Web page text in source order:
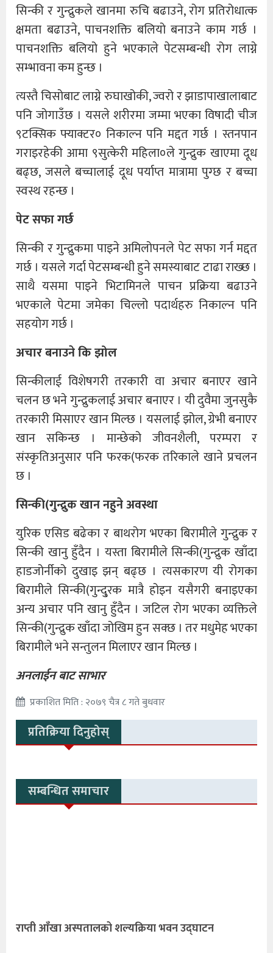
सिन्की र गुन्द्रुकले खानमा रुचि बढाउने, रोग प्रतिरोधात्क
क्षमता बढाउने, पाचनशक्ति बलियो बनाउने काम गर्छ ।
पाचनशक्ति बलियो हुने भएकाले पेटसम्बन्धी रोग लाग्ने
सम्भावना कम हुन्छ ।
त्यस्तै चिसोबाट लाग्ने रुघाखोकी, ज्वरो र झाडापाखालाबाट
पनि जोगाउँछ । यसले शरीरमा जम्मा भएका विषादी चीज
९टक्सिक फ्याक्टर० निकाल्न पनि मद्दत गर्छ । स्तनपान
गराइरहेकी आमा ९सुत्केरी महिला०ले गुन्द्रुक खाएमा दूध
बढ्छ, जसले बच्चालाई दूध पर्याप्त मात्रामा पुग्छ र बच्चा
स्वस्थ रहन्छ ।
पेट सफा गर्छ
सिन्की र गुन्द्रुकमा पाइने अमिलोपनले पेट सफा गर्न मद्दत
गर्छ । यसले गर्दा पेटसम्बन्धी हुने समस्याबाट टाढा राख्छ ।
साथै यसमा पाइने भिटामिनले पाचन प्रक्रिया बढाउने
भएकाले पेटमा जमेका चिल्लो पदार्थहरु निकाल्न पनि
सहयोग गर्छ ।
अचार बनाउने कि झोल
सिन्कीलाई विशेषगरी तरकारी वा अचार बनाएर खाने
चलन छ भने गुन्द्रुकलाई अचार बनाएर । यी दुवैमा जुनसुकै
तरकारी मिसाएर खान मिल्छ । यसलाई झोल, ग्रेभी बनाएर
खान सकिन्छ । मान्छेको जीवनशैली, परम्परा र
संस्कृतिअनुसार पनि फरक(फरक तरिकाले खाने प्रचलन
छ ।
सिन्की(गुन्द्रुक खान नहुने अवस्था
युरिक एसिड बढेका र बाथरोग भएका बिरामीले गुन्द्रुक र
सिन्की खानु हुँदैन । यस्ता बिरामीले सिन्की(गुन्द्रुक खाँदा
हाडजोर्नीको दुखाइ झन् बढ्छ । त्यसकारण यी रोगका
बिरामीले सिन्की(गुन्दु्रक मात्रै होइन यसैगरी बनाइएका
अन्य अचार पनि खानु हुँदैन । जटिल रोग भएका व्यक्तिले
सिन्की(गुन्द्रुक खाँदा जोखिम हुन सक्छ । तर मधुमेह भएका
बिरामीले भने सन्तुलन मिलाएर खान मिल्छ ।
अनलाईन बाट साभार
प्रकाशित मिति : २०७९ चैत्र ८ गते बुधवार
प्रतिक्रिया दिनुहोस्
सम्बन्धित समाचार
राप्ती आँखा अस्पतालको शल्यक्रिया भवन उद्घाटन